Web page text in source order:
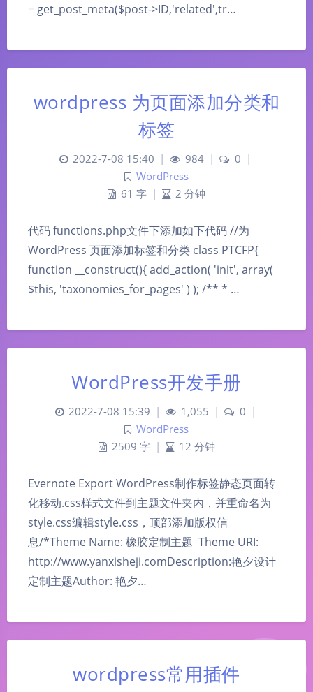
= get_post_meta($post->ID,'related',tr…
wordpress 为页面添加分类和
标签
2022-7-08 15:40 | 984 | 0 |
WordPress
61 字 | 2 分钟
代码 functions.php文件下添加如下代码 //为
WordPress 页面添加标签和分类 class PTCFP{
function __construct(){ add_action( 'init', array(
$this, 'taxonomies_for_pages' ) ); /** * …
WordPress开发手册
2022-7-08 15:39 | 1,055 | 0 |
WordPress
2509 字 | 12 分钟
Evernote Export WordPress制作标签静态页面转
化移动.css样式文件到主题文件夹内，并重命名为
style.css编辑style.css，顶部添加版权信
息/*Theme Name: 橡胶定制主题 Theme URI:
http://www.yanxisheji.comDescription:艳夕设计
定制主题Author: 艳夕…
wordpress常用插件